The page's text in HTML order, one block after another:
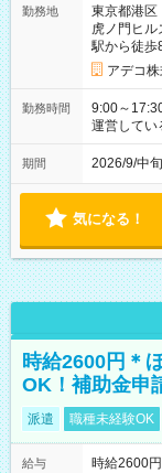
勤務地
東京都港区
虎ノ門ヒ
駅から徒歩
アデコ
勤務時間
9:00～
運営してい
期間 2026/9/中
気になる！
時給2600円＊
OK！補助金申
派遣 職種未経験OK
給与
時給2600円